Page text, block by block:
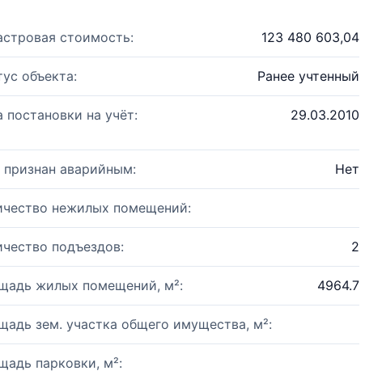
стоимость: 123 480 603,04
объекта: Ранее учтенный
постановки на учёт: 29.03.2010
аварийным: Нет
нежилых помещений:
подъездов: 2
жилых помещений, м²: 4964.7
зем. участка общего имущества, м²:
парковки, м²: